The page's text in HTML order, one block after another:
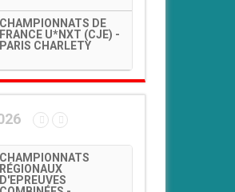
CHAMPIONNATS DE
FRANCE U*NXT (CJE) -
PARIS CHARLETY
CHAMPIONNATS
RÉGIONAUX
D'EPREUVES